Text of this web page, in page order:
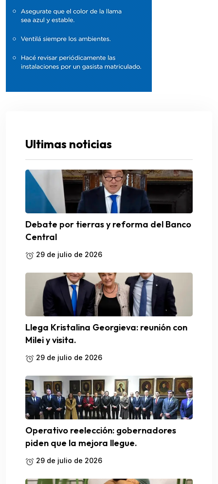
Ultimas noticias
Debate por tierras y reforma del Banco
Central
29 de julio de 2026
Llega Kristalina Georgieva: reunión con
Milei y visita.
29 de julio de 2026
Operativo reelección: gobernadores
piden que la mejora llegue.
29 de julio de 2026